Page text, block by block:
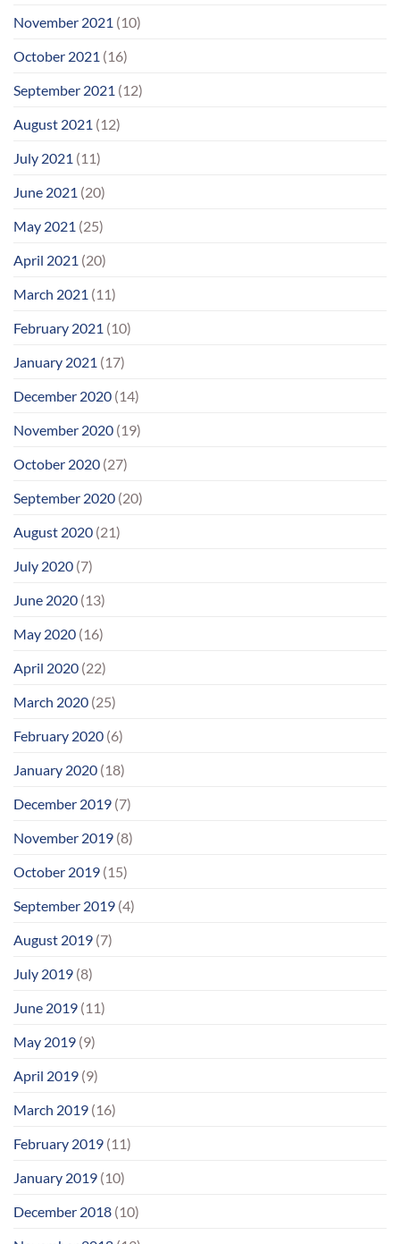
November 2021 (10)
October 2021 (16)
September 2021 (12)
August 2021 (12)
July 2021 (11)
June 2021 (20)
May 2021 (25)
April 2021 (20)
March 2021 (11)
February 2021 (10)
January 2021 (17)
December 2020 (14)
November 2020 (19)
October 2020 (27)
September 2020 (20)
August 2020 (21)
July 2020 (7)
June 2020 (13)
May 2020 (16)
April 2020 (22)
March 2020 (25)
February 2020 (6)
January 2020 (18)
December 2019 (7)
November 2019 (8)
October 2019 (15)
September 2019 (4)
August 2019 (7)
July 2019 (8)
June 2019 (11)
May 2019 (9)
April 2019 (9)
March 2019 (16)
February 2019 (11)
January 2019 (10)
December 2018 (10)